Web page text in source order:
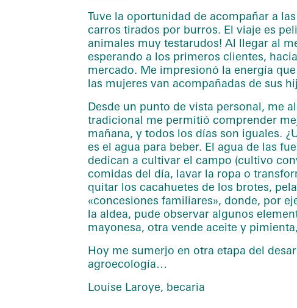
Tuve la oportunidad de acompañar a
carros tirados por burros. El viaje es
animales muy testarudos! Al llegar al
esperando a los primeros clientes,
mercado. Me impresionó la energía
las mujeres van acompañadas de sus
Desde un punto de vista personal, me
tradicional me permitió comprender
mañana, y todos los días son iguales.
es el agua para beber. El agua de las
dedican a cultivar el campo (cultivo
comidas del día, lavar la ropa o
quitar los cacahuetes de los brotes,
«concesiones familiares», donde, por
la aldea, pude observar algunos
mayonesa, otra vende aceite y
Hoy me sumerjo en otra etapa del
agroecología…
Louise Laroye, becaria